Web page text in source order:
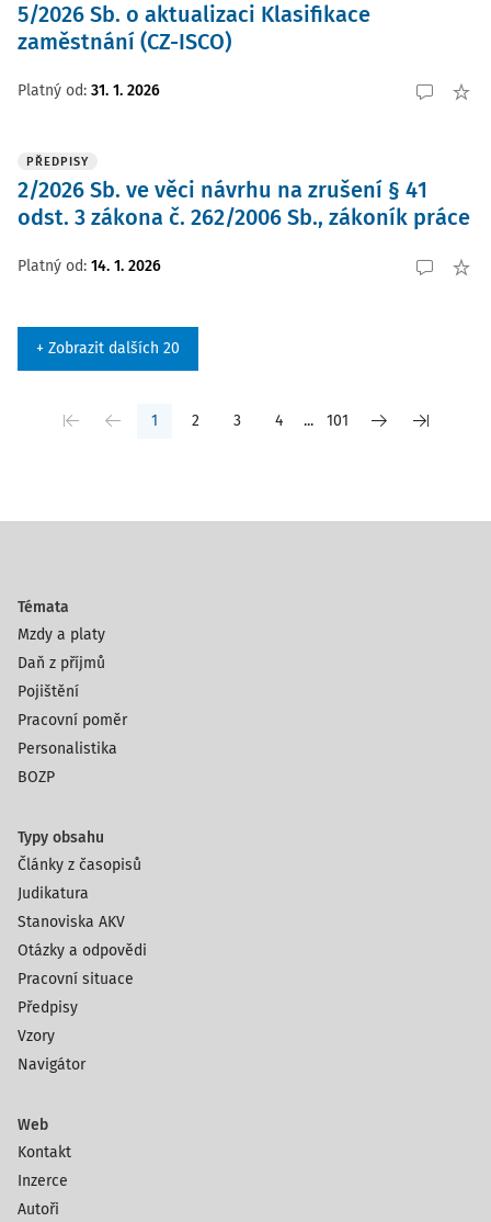
5/2026 Sb. o aktualizaci Klasifikace
zaměstnání (CZ-ISCO)
Platný od: 31. 1. 2026
PŘEDPISY
2/2026 Sb. ve věci návrhu na zrušení § 41
odst. 3 zákona č. 262/2006 Sb., zákoník práce
Platný od: 14. 1. 2026
+ Zobrazit dalších 20
1 2 3 4 ... 101
Témata
Mzdy a platy
Daň z příjmů
Pojištění
Pracovní poměr
Personalistika
BOZP
Typy obsahu
Články z časopisů
Judikatura
Stanoviska AKV
Otázky a odpovědi
Pracovní situace
Předpisy
Vzory
Navigátor
Web
Kontakt
Inzerce
Autoři